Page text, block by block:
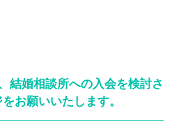
結婚相談所への入会を検討さ
お願いいたします。